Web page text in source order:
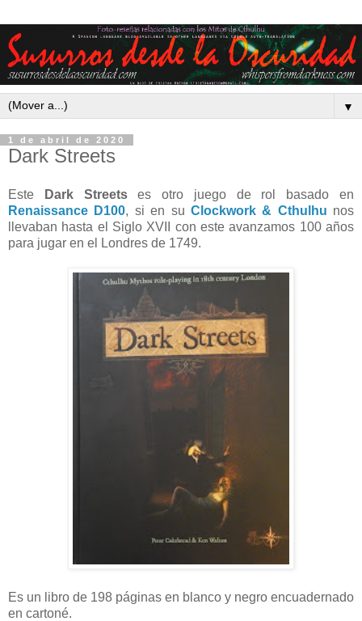
▼
1 de abril de 2020
Dark Streets
Este Dark Streetses otro juego de rol basado en
Renaissance D100, si en su Clockwork & Cthulhu nos
llevaban hasta el Siglo XVII con este avanzamos 100 años
para jugar en el Londres de 1749.
Es un libro de 198 páginas en blanco y negro encuadernado
en cartoné.